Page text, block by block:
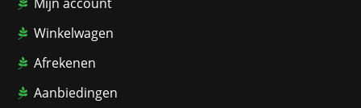
Winkelwagen
Afrekenen
Aanbiedingen